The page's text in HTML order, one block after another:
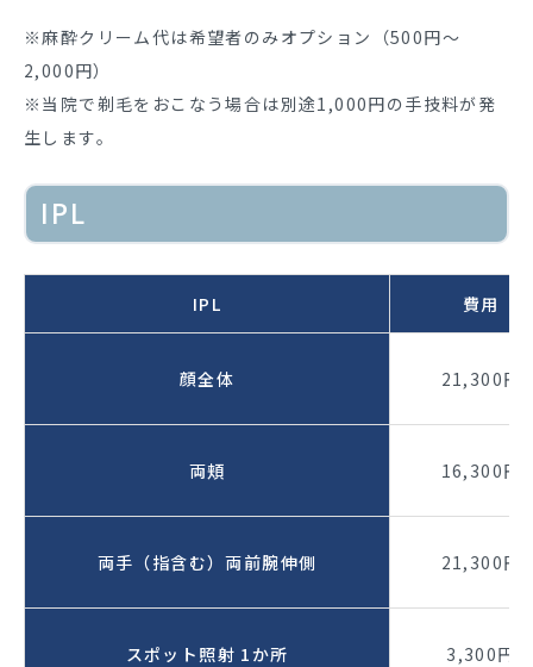
※麻酔クリーム代は希望者のみオプション（500円～
2,000円）
※当院で剃毛をおこなう場合は別途1,000円の手技料が発
生します。
IPL
IPL 費用
顔全体 21,300円
両頬 16,300円
両手（指含む）両前腕伸側 21,300円
スポット照射 1か所 3,300円